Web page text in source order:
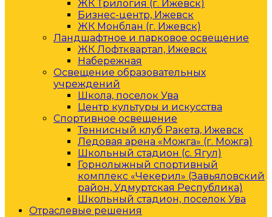
ЖК Трилогия (г. Ижевск)
Бизнес-центр, Ижевск
ЖК Монблан (г. Ижевск)
Ландшафтное и парковое освещение
ЖК Лофтквартал, Ижевск
Набережная
Освещение образовательных
учреждений
Школа, поселок Ува
Центр культуры и искусства
Спортивное освещение
Теннисный клуб Ракета, Ижевск
Ледовая арена «Можга» (г. Можга)
Школьный стадион (с. Ягул)
Горнолыжный спортивный
комплекс «Чекерил» (Завьяловский
район, Удмуртская Республика)
Школьный стадион, поселок Ува
Отраслевые решения